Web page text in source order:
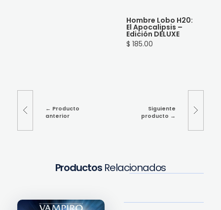
Hombre Lobo H20:
El Apocalipsis –
Edición DELUXE
$ 185.00
Producto
anterior
Siguiente
producto
Productos Relacionados